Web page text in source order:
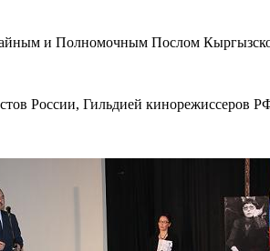
и Полномочным Послом
России, Гильдией кинорежиссеров